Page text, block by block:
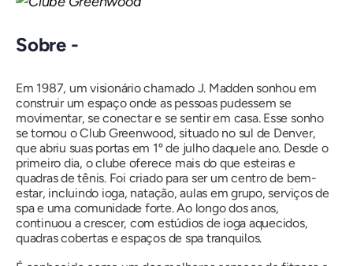
Sobre -
Em 1987, um visionário chamado J. Madden sonhou em
construir um espaço onde as pessoas pudessem se
movimentar, se conectar e se sentir em casa. Esse sonho
se tornou o Club Greenwood, situado no sul de Denver,
que abriu suas portas em 1º de julho daquele ano. Desde o
primeiro dia, o clube oferece mais do que esteiras e
quadras de tênis. Foi criado para ser um centro de bem-
estar, incluindo ioga, natação, aulas em grupo, serviços de
spa e uma comunidade forte. Ao longo dos anos,
continuou a crescer, com estúdios de ioga aquecidos,
quadras cobertas e espaços de spa tranquilos.